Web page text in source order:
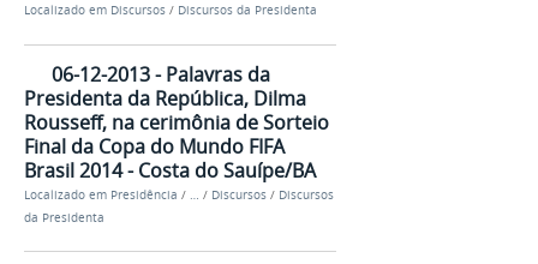
Localizado em Discursos / Discursos da Presidenta
06-12-2013 - Palavras da
Presidenta da República, Dilma
Rousseff, na cerimônia de Sorteio
Final da Copa do Mundo FIFA
Brasil 2014 - Costa do Sauípe/BA
Localizado em Presidência / / Discursos / Discursos
da Presidenta